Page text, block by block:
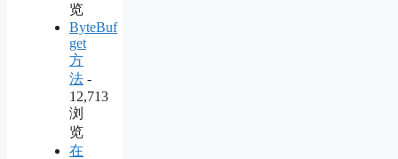
览
ByteBuf
get
方
法 -
12,713
浏
览
在